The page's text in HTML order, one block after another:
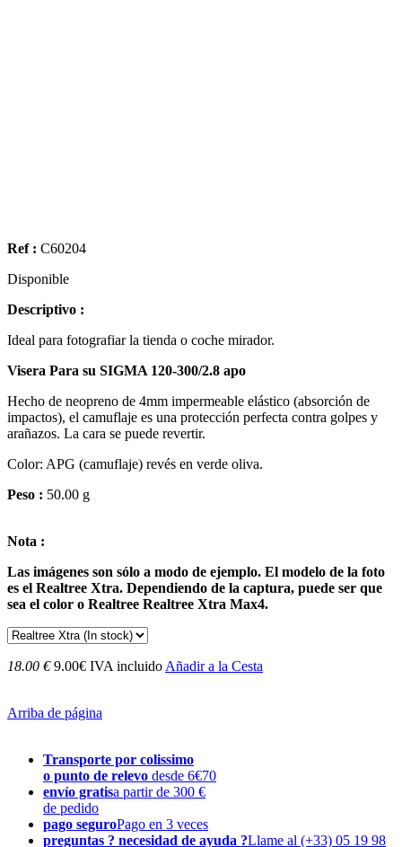
Ref : C60204
Disponible
Descriptivo :
Ideal para fotografiar la tienda o coche mirador.
Visera Para su SIGMA 120-300/2.8 apo
Hecho de neopreno de 4mm impermeable elástico (absorción de
impactos), el camuflaje es una protección perfecta contra golpes y
arañazos. La cara se puede revertir.
Color: APG (camuflaje) revés en verde oliva.
Peso : 50.00 g
Nota :
Las imágenes son sólo a modo de ejemplo. El modelo de la foto
es el Realtree Xtra. Dependiendo de la captura, puede ser que
sea el color o Realtree Realtree Xtra Max4.
18.00 €9.00€ IVA incluido Añadir a la Cesta
Arriba de página
Transporte por colissimo
o punto de relevo desde 6€70
envío gratisa partir de 300 €
de pedido
pago seguroPago en 3 veces
preguntas ? necesidad de ayuda ?Llame al (+33) 05 19 98